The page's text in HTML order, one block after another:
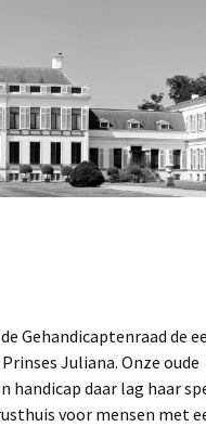
Gehandicaptenraad de
Juliana. Onze oude
handicap daar lag haar
voor mensen met